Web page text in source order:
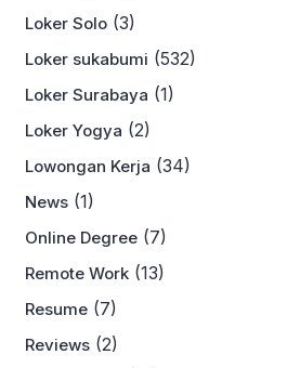
Loker Solo (3)
Loker sukabumi (532)
Loker Surabaya (1)
Loker Yogya (2)
Lowongan Kerja (34)
News (1)
Online Degree (7)
Remote Work (13)
Resume (7)
Reviews (2)